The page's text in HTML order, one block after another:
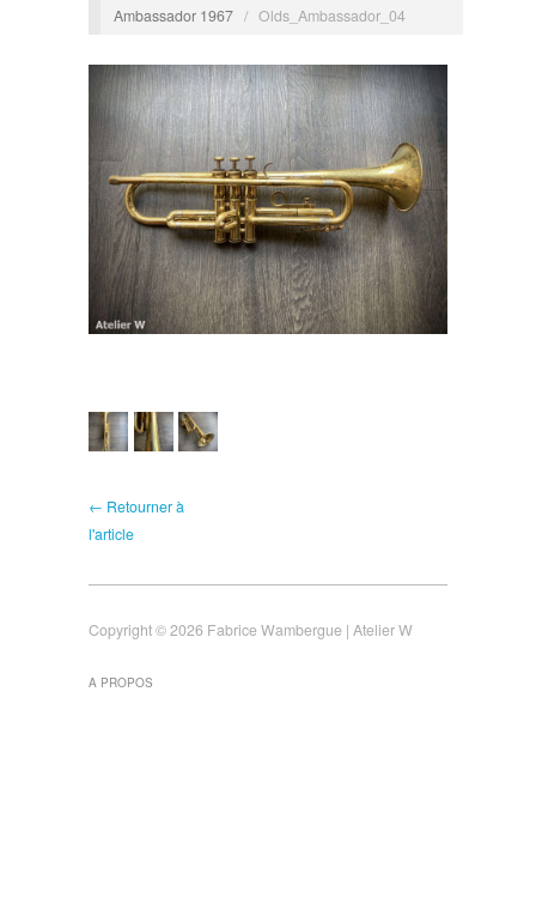
Ambassador 1967 / Olds_Ambassador_04
← Retourner à
l'article
Copyright © 2026 Fabrice Wambergue | Atelier W
A PROPOS